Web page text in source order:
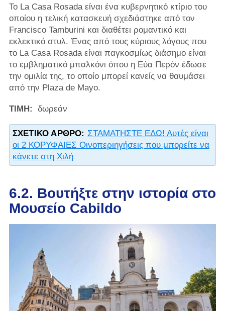
Το La Casa Rosada είναι ένα κυβερνητικό κτίριο του
οποίου η τελική κατασκευή σχεδιάστηκε από τον
Francisco Tamburini και διαθέτει ρομαντικό και
εκλεκτικό στυλ. Ένας από τους κύριους λόγους που
το La Casa Rosada είναι παγκοσμίως διάσημο είναι
το εμβληματικό μπαλκόνι όπου η Εύα Περόν έδωσε
την ομιλία της, το οποίο μπορεί κανείς να θαυμάσει
από την Plaza de Mayo.
ΤΙΜΗ: δωρεάν
ΣΧΕΤΙΚΌ ΆΡΘΡΟ: ΣΤΑΜΑΤΗΣΤΕ ΕΔΩ! Αυτές είναι
οι 2 ΚΟΡΥΦΑΙΕΣ Οινοπεριηγήσεις που μπορείτε να
κάνετε στη Χιλή
6.2. Βουτήξτε στην ιστορία στο
Μουσείο Cabildo